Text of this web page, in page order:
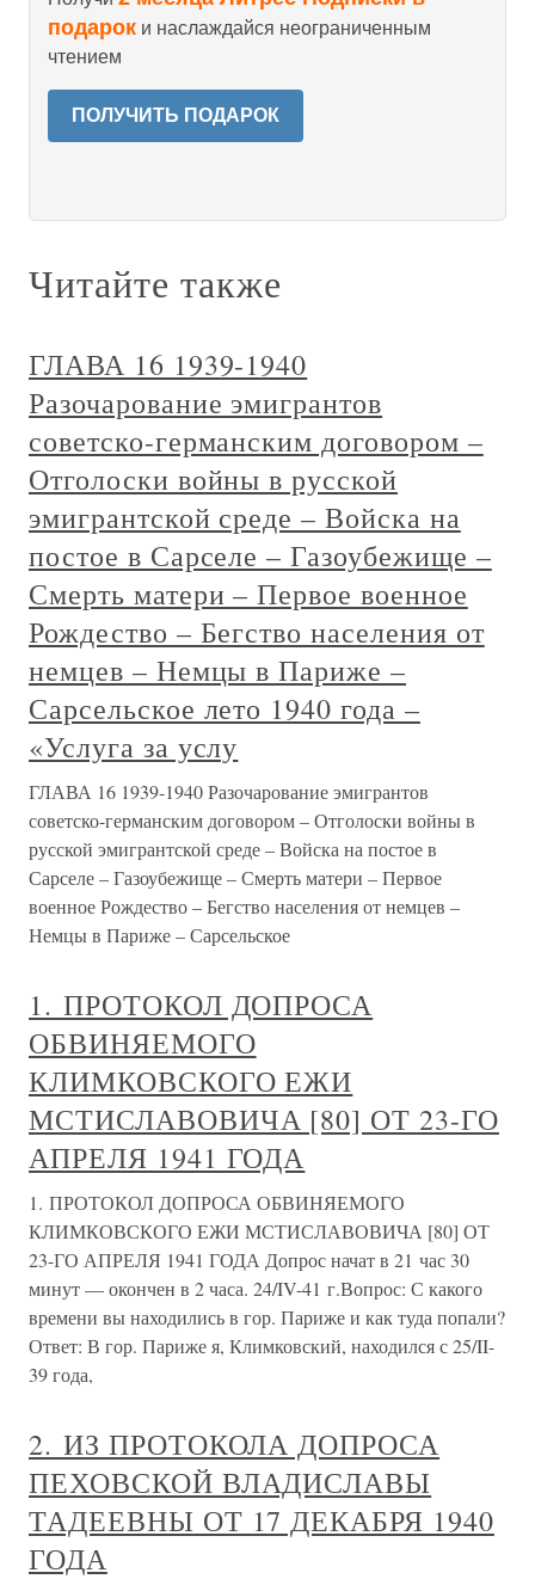
подарок и наслаждайся неограниченным
чтением
ПОЛУЧИТЬ ПОДАРОК
Читайте также
ГЛАВА 16 1939-1940
Разочарование эмигрантов
советско-германским договором –
Отголоски войны в русской
эмигрантской среде – Войска на
постое в Сарселе – Газоубежище –
Смерть матери – Первое военное
Рождество – Бегство населения от
немцев – Немцы в Париже –
Сарсельское лето 1940 года –
«Услуга за услу
ГЛАВА 16 1939-1940 Разочарование эмигрантов
советско-германским договором – Отголоски войны в
русской эмигрантской среде – Войска на постое в
Сарселе – Газоубежище – Смерть матери – Первое
военное Рождество – Бегство населения от немцев –
Немцы в Париже – Сарсельское
1. ПРОТОКОЛ ДОПРОСА
ОБВИНЯЕМОГО
КЛИМКОВСКОГО ЕЖИ
МСТИСЛАВОВИЧА [80] ОТ 23-ГО
АПРЕЛЯ 1941 ГОДА
1. ПРОТОКОЛ ДОПРОСА ОБВИНЯЕМОГО
КЛИМКОВСКОГО ЕЖИ МСТИСЛАВОВИЧА [80] ОТ
23-ГО АПРЕЛЯ 1941 ГОДА Допрос начат в 21 час 30
минут — окончен в 2 часа. 24/IV-41 г.Вопрос: С какого
времени вы находились в гор. Париже и как туда попали?
Ответ: В гор. Париже я, Климковский, находился с 25/II-
39 года,
2. ИЗ ПРОТОКОЛА ДОПРОСА
ПЕХОВСКОЙ ВЛАДИСЛАВЫ
ТАДЕЕВНЫ ОТ 17 ДЕКАБРЯ 1940
ГОДА